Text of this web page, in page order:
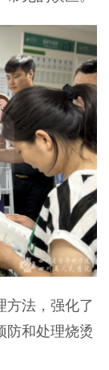
方法，强化了
防和处理烧烫